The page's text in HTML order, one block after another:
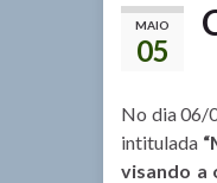
MAIO
05
No dia 06/
intitulada
visando a